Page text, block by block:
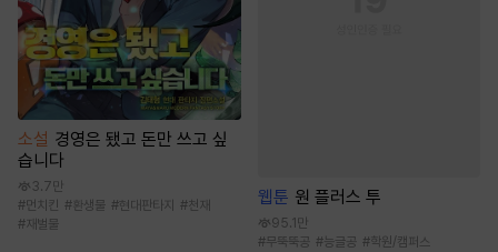
소설 경영은 됐고 돈만 쓰고 싶
습니다
3.7만
#먼치킨 # 환생물 #현대판타지 #천재
# 재벌물
웹툰 원 플러스 투
95.1만
#무뚝뚝공 #능글공 #학원/캠퍼스